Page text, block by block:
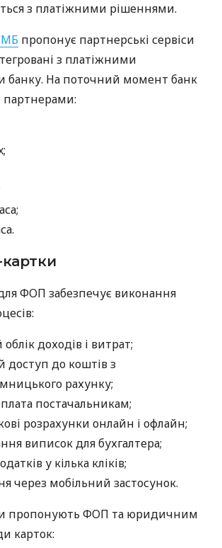
з платіжними рішеннями.
пропонує партнерські сервіси
з платіжними
банку. На поточний момент банк
партнерами:
картки
ФОП забезпечує виконання
доходів і витрат;
до коштів з
рахунку;
постачальникам;
розрахунки онлайн і офлайн;
виписок для бухгалтера;
у кілька кліків;
через мобільний застосунок.
пропонують ФОП та юридичним
карток: